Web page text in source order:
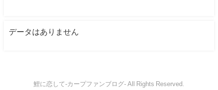
データはありません
鯉に恋して-カープファンブログ- All Rights Reserved.